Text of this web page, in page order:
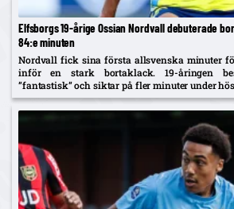
Elfsborgs 19-årige Ossian Nordvall debuterade
84:e minuten
Nordvall fick sina första allsvenska minuter
inför en stark bortaklack. 19-åringen
”fantastisk” och siktar på fler minuter under